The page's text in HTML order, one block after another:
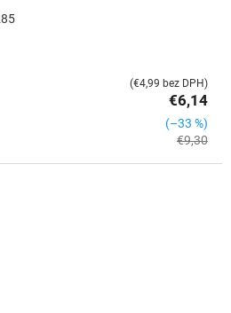
€9,30
(–33 %)
€6,14
(€4,99 bez DPH)